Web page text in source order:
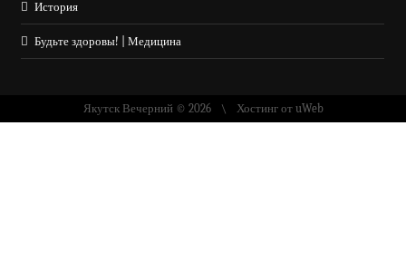
История
Будьте здоровы! | Медицина
Якутск Вечерний © 2026 Хостинг от uWeb